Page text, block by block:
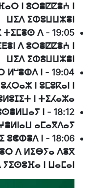
ⵏ ⵓⵔⴻⵇⵇⴻⵄ ⵏ
ⵡⵉⴷ ⵉⵀⵓⵡⵡⵣⴻⵏ
19:05
-
ⵜⵉⵎⴻⵙ ⴷ
ⴷ ⵓⵔⴻⵇⵇⴻⵄ ⵏ
ⵡⵉⴷ ⵉⵀⵓⵡⵡⵣⴻⵏ
19:04
-
ⵍⵯⴻⵀⴷ ⵏ
ⵏ ⵓⵎⵓⴽⴰⵏ ⵏ
ⵏ ⵜⵉⵃⴰⵣⴰ
18:12
-
ⵏ
ⴰⵎⴰⴳⴷⴰⵢ
18:06
-
ⵓⵞⵀⴻⴷ ⵏ
ⴷ ⵍⵉⴱⵢⴰ ⴷⴻⴳ
ⵢⵉⵙⵓⴼⴰ ⵏ ⵡⴰⵎⴰⵏ